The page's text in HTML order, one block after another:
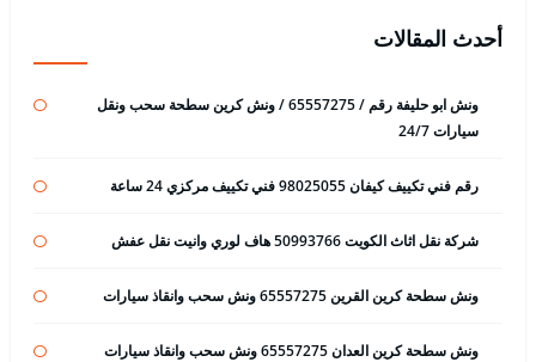
أحدث المقالات
ونش ابو حليفة رقم / 65557275 / ونش كرين سطحة سحب ونقل
سيارات 24/7
رقم فني تكييف كيفان 98025055 فني تكييف مركزي 24 ساعة
شركة نقل اثاث الكويت 50993766 هاف لوري وانيت نقل عفش
ونش سطحة كرين القرين 65557275 ونش سحب وانقاذ سيارات
ونش سطحة كرين العدان 65557275 ونش سحب وانقاذ سيارات